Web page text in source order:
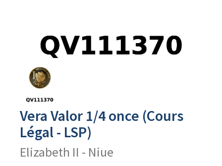
produit
Vera Valor 1/4 once (Cours
Légal - LSP)
Elizabeth II - Niue